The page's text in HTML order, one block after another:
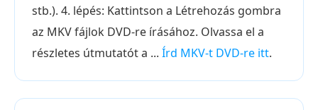
stb.). 4. lépés: Kattintson a Létrehozás gombra
az MKV fájlok DVD-re írásához. Olvassa el a
részletes útmutatót a ... Írd MKV-t DVD-re itt.